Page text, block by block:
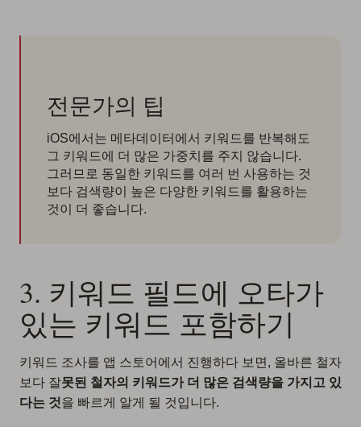
전문가의 팁
iOS에서는 메타데이터에서 키워드를 반복해도
그 키워드에 더 많은 가중치를 주지 않습니다.
그러므로 동일한 키워드를 여러 번 사용하는 것
보다 검색량이 높은 다양한 키워드를 활용하는
것이 더 좋습니다.
3. 키워드 필드에 오타가
있는 키워드 포함하기
키워드 조사를 앱 스토어에서 진행하다 보면, 올바른 철자
보다 잘못된 철자의 키워드가 더 많은 검색량을 가지고 있
다는 것을 빠르게 알게 될 것입니다.